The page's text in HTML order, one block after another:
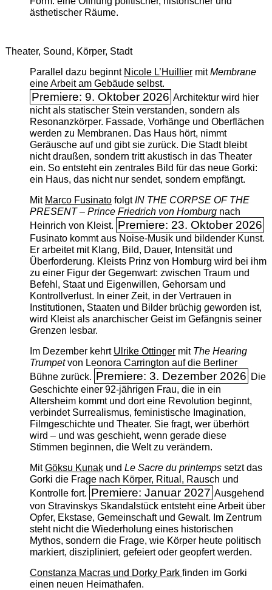
ästhetischer Räume.
Theater, Sound, Körper, Stadt
Parallel dazu beginnt Nicole L’Huilliermit ­Membrane
eine Arbeit am Gebäude selbst.
Premiere: 9. Oktober 2026 Architektur wird hier
nicht als statischer Stein verstanden, sondern als
Resonanzkörper. Fassade, Vorhänge und Oberflächen
werden zu Membranen. Das Haus hört, nimmt
Geräusche auf und gibt sie zurück. Die Stadt bleibt
nicht draußen, sondern tritt akustisch in das Theater
ein. So entsteht ein zentrales Bild für das neue Gorki:
ein Haus, das nicht nur sendet, sondern empfängt.
Mit Marco FusinatofolgtIN THE CORPSE OF THE
PRESENT – Prince Friedrich von Homburgnach
Heinrich von Kleist. Premiere: 23. Oktober 2026
Fusinato kommt aus Noise-Musik und bildender Kunst.
Er arbeitet mit Klang, Bild, Dauer, Intensität und
Überforderung. Kleists Prinz von Homburg wird bei ihm
zu einer Figur der Gegenwart: zwischen Traum und
Befehl, Staat und Eigenwillen, Gehorsam und
Kontrollverlust. In einer Zeit, in der Vertrauen in
Institutionen, Staaten und Bilder brüchig geworden ist,
wird Kleist als anarchischer Geist im Gefängnis seiner
Grenzen lesbar.
Im Dezember kehrt Ulrike Ottingermit The ­Hearing
Trumpetvon Leonora Carrington auf die Berliner
Bühne zurück. Premiere: 3. Dezember 2026 Die
Geschichte einer 92-jährigen Frau, die in ein
Altersheim kommt und dort eine Revolution beginnt,
verbindet Surrealismus, feministische Imagination,
Filmgeschichte und Theater. Sie fragt, wer überhört
wird – und was geschieht, wenn gerade diese
Stimmen beginnen, die Welt zu verändern.
MitGöksu Kunakund Le Sacre du printempssetzt das
Gorki die Frage nach Körper, Ritual, Rausch und
Kontrolle fort. Premiere: Januar 2027 Ausgehend
von Stravinskys Skandalstück entsteht eine Arbeit über
Opfer, Ekstase, Gemeinschaft und Gewalt. Im Zentrum
steht nicht die Wiederholung eines historischen
Mythos, sondern die Frage, wie Körper heute politisch
markiert, diszipliniert, gefeiert oder geopfert werden.
Constanza Macras und Dorky Park finden im Gorki
einen neuen Heimathafen.